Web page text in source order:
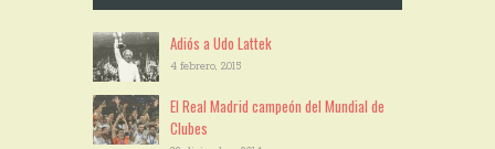
Adiós a Udo Lattek
4 febrero, 2015
El Real Madrid campeón del Mundial de
Clubes